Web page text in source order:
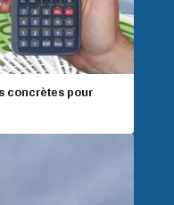
concrètes pour